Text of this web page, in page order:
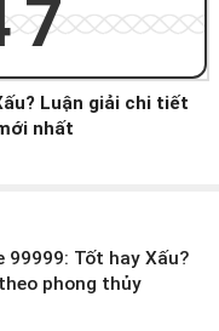
Luận giải chi tiết
nhất
99999: Tốt hay Xấu?
phong thủy